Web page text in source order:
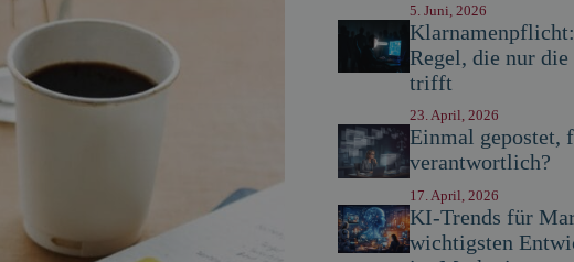
5. Juni, 2026
Regel, die nur die
trifft
23. April, 2026
Einmal gepostet,
verantwortlich?
17. April, 2026
KI-Trends für
wichtigsten